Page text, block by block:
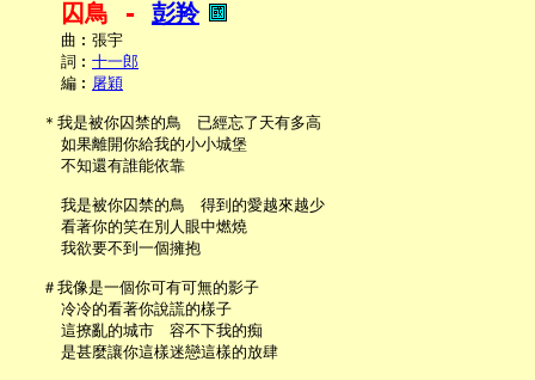
囚鳥 - 彭羚
     曲︰張宇
     詞︰
十一郎
     編︰
屠穎
   ＊我是被你囚禁的鳥　已經忘了天有多高
     如果離開你給我的小小城堡
     不知還有誰能依靠
     我是被你囚禁的鳥　得到的愛越來越少
     看著你的笑在別人眼中燃燒
     我欲要不到一個擁抱
   ＃我像是一個你可有可無的影子
     冷冷的看著你說謊的樣子
     這撩亂的城市　容不下我的痴
     是甚麼讓你這樣迷戀這樣的放肆